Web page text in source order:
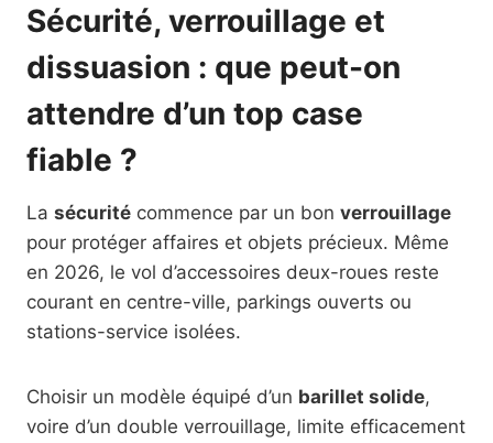
Sécurité, verrouillage et
dissuasion : que peut-on
attendre d’un top case
fiable ?
La sécurité commence par un bon verrouillage
pour protéger affaires et objets précieux. Même
en 2026, le vol d’accessoires deux-roues reste
courant en centre-ville, parkings ouverts ou
stations-service isolées.
Choisir un modèle équipé d’un barillet solide,
voire d’un double verrouillage, limite efficacement